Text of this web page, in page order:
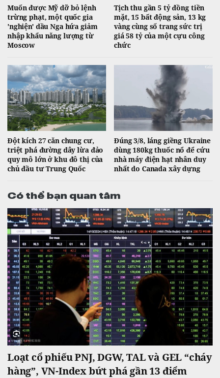
Muốn được Mỹ dỡ bỏ lệnh
trừng phạt, một quốc gia
'nghiện' dầu Nga hứa giảm
nhập khẩu năng lượng từ
Moscow
Tịch thu gần 5 tỷ đồng tiền
mặt, 15 bất động sản, 13 kg
vàng cùng số trang sức trị
giá 58 tỷ của một cựu công
chức
Đột kích 27 căn chung cư,
triệt phá đường dây lừa đảo
quy mô lớn ở khu đô thị của
chủ đầu tư Trung Quốc
Đúng 3/8, láng giềng Ukraine
dùng 180kg thuốc nổ để cứu
nhà máy điện hạt nhân duy
nhất do Canada xây dựng
Có thể bạn quan tâm
Loạt cổ phiếu PNJ, DGW, TAL và GEL “cháy
hàng”, VN-Index bứt phá gần 13 điểm